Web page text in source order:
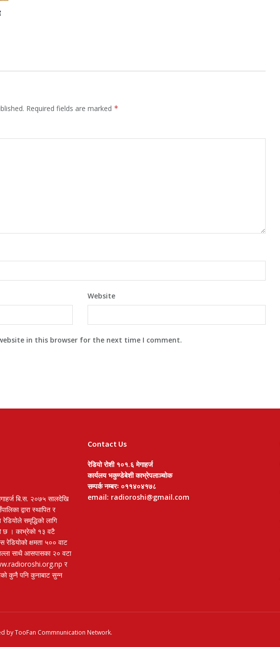
Required fields are marked *
Website
in this browser for the next time I comment.
बि.स. २०७५ सालदेखि
द्वारा स्थापित र
समृद्धिको लागि
छ । काभ्रेको १३ वटै
रेडियोको क्षमता ५०० वाट
साथै आसपासका २० वटा
र
कुनै पनि कुनाबाट सुन्न
Contact Us
रेडियो रोशी १०१.६ मेगाहर्ज
कार्यलय भकुण्डेबेशी काभ्रेपलाञ्चोक
सम्पर्क नम्बरः ०११४०४१७८
email: radioroshi@gmail.com
byTooFan Commnunication Network.